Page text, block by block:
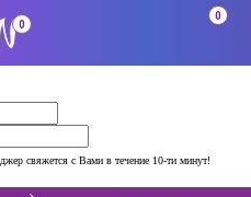
свяжется с Вами в течение 10-ти минут!
0
0